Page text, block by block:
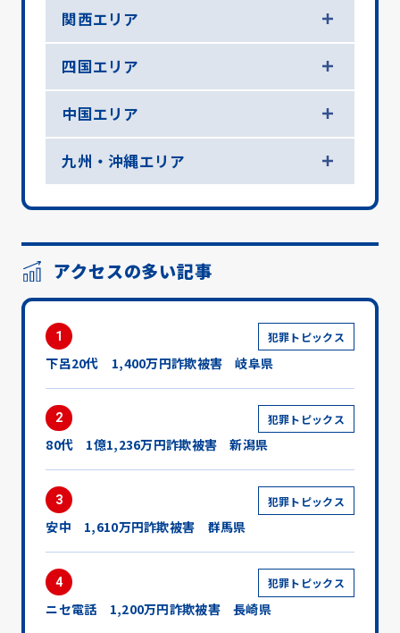
関西エリア
四国エリア
中国エリア
九州・沖縄エリア
アクセスの多い記事
1 犯罪トピックス
下呂20代 1,400万円詐欺被害 岐阜県
2 犯罪トピックス
80代 1億1,236万円詐欺被害 新潟県
3 犯罪トピックス
安中 1,610万円詐欺被害 群馬県
4 犯罪トピックス
ニセ電話 1,200万円詐欺被害 長崎県